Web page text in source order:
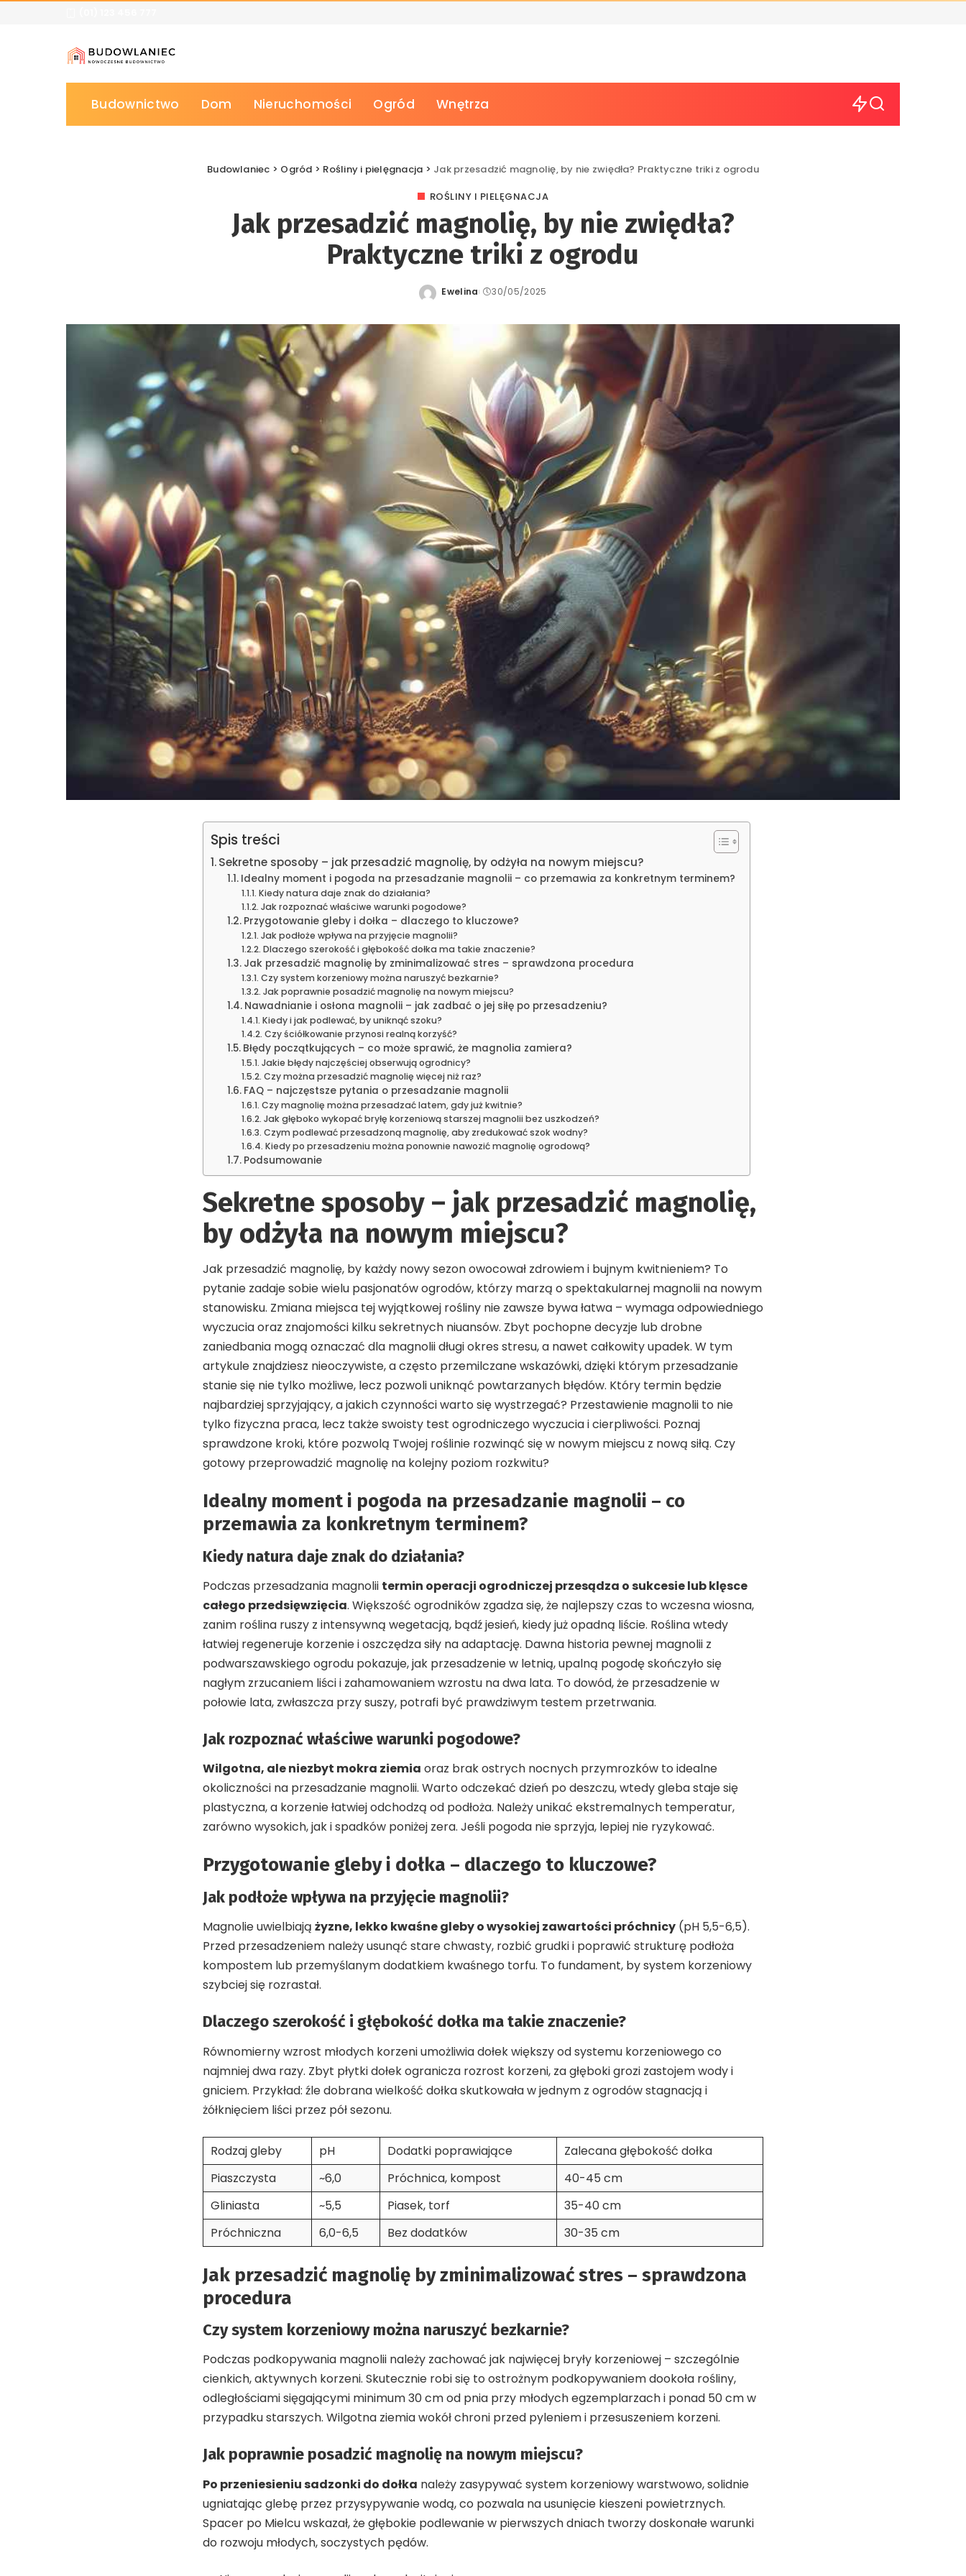
Budownictwo Dom Nieruchomości Ogród Wnętrza
Budowlaniec > Ogród > Rośliny i pielęgnacja > Jak przesadzić magnolię, by nie zwiędła? Praktyczne triki z ogrodu
ROŚLINY I PIELĘGNACJA
Jak przesadzić magnolię, by nie zwiędła?
Praktyczne triki z ogrodu
Posted
Ewelina 30/05/2025
Spis treści
Sekretne sposoby – jak przesadzić magnolię, by odżyła na nowym miejscu?
Idealny moment i pogoda na przesadzanie magnolii – co przemawia za konkretnym terminem?
Kiedy natura daje znak do działania?
Jak rozpoznać właściwe warunki pogodowe?
Przygotowanie gleby i dołka – dlaczego to kluczowe?
Jak podłoże wpływa na przyjęcie magnolii?
Dlaczego szerokość i głębokość dołka ma takie znaczenie?
Jak przesadzić magnolię by zminimalizować stres – sprawdzona procedura
Czy system korzeniowy można naruszyć bezkarnie?
Jak poprawnie posadzić magnolię na nowym miejscu?
Nawadnianie i osłona magnolii – jak zadbać o jej siłę po przesadzeniu?
Kiedy i jak podlewać, by uniknąć szoku?
Czy ściółkowanie przynosi realną korzyść?
Błędy początkujących – co może sprawić, że magnolia zamiera?
Jakie błędy najczęściej obserwują ogrodnicy?
Czy można przesadzić magnolię więcej niż raz?
FAQ – najczęstsze pytania o przesadzanie magnolii
Czy magnolię można przesadzać latem, gdy już kwitnie?
Jak głęboko wykopać bryłę korzeniową starszej magnolii bez uszkodzeń?
Czym podlewać przesadzoną magnolię, aby zredukować szok wodny?
Kiedy po przesadzeniu można ponownie nawozić magnolię ogrodową?
Podsumowanie
Sekretne sposoby – jak przesadzić magnolię,
by odżyła na nowym miejscu?
Jak przesadzić magnolię, by każdy nowy sezon owocował zdrowiem i bujnym kwitnieniem? To
pytanie zadaje sobie wielu pasjonatów ogrodów, którzy marzą o spektakularnej magnolii na nowym
stanowisku. Zmiana miejsca tej wyjątkowej rośliny nie zawsze bywa łatwa – wymaga odpowiedniego
wyczucia oraz znajomości kilku sekretnych niuansów. Zbyt pochopne decyzje lub drobne
zaniedbania mogą oznaczać dla magnolii długi okres stresu, a nawet całkowity upadek. W tym
artykule znajdziesz nieoczywiste, a często przemilczane wskazówki, dzięki którym przesadzanie
stanie się nie tylko możliwe, lecz pozwoli uniknąć powtarzanych błędów. Który termin będzie
najbardziej sprzyjający, a jakich czynności warto się wystrzegać? Przestawienie magnolii to nie
tylko fizyczna praca, lecz także swoisty test ogrodniczego wyczucia i cierpliwości. Poznaj
sprawdzone kroki, które pozwolą Twojej roślinie rozwinąć się w nowym miejscu z nową siłą. Czy
gotowy przeprowadzić magnolię na kolejny poziom rozkwitu?
Idealny moment i pogoda na przesadzanie magnolii – co
przemawia za konkretnym terminem?
Kiedy natura daje znak do działania?
Podczas przesadzania magnolii termin operacji ogrodniczej przesądza o sukcesie lub klęsce
całego przedsięwzięcia. Większość ogrodników zgadza się, że najlepszy czas to wczesna wiosna,
zanim roślina ruszy z intensywną wegetacją, bądź jesień, kiedy już opadną liście. Roślina wtedy
łatwiej regeneruje korzenie i oszczędza siły na adaptację. Dawna historia pewnej magnolii z
podwarszawskiego ogrodu pokazuje, jak przesadzenie w letnią, upalną pogodę skończyło się
nagłym zrzucaniem liści i zahamowaniem wzrostu na dwa lata. To dowód, że przesadzenie w
połowie lata, zwłaszcza przy suszy, potrafi być prawdziwym testem przetrwania.
Jak rozpoznać właściwe warunki pogodowe?
Wilgotna, ale niezbyt mokra ziemia oraz brak ostrych nocnych przymrozków to idealne
okoliczności na przesadzanie magnolii. Warto odczekać dzień po deszczu, wtedy gleba staje się
plastyczna, a korzenie łatwiej odchodzą od podłoża. Należy unikać ekstremalnych temperatur,
zarówno wysokich, jak i spadków poniżej zera. Jeśli pogoda nie sprzyja, lepiej nie ryzykować.
Przygotowanie gleby i dołka – dlaczego to kluczowe?
Jak podłoże wpływa na przyjęcie magnolii?
Magnolie uwielbiają żyzne, lekko kwaśne gleby o wysokiej zawartości próchnicy (pH 5,5-6,5).
Przed przesadzeniem należy usunąć stare chwasty, rozbić grudki i poprawić strukturę podłoża
kompostem lub przemyślanym dodatkiem kwaśnego torfu. To fundament, by system korzeniowy
szybciej się rozrastał.
Dlaczego szerokość i głębokość dołka ma takie znaczenie?
Równomierny wzrost młodych korzeni umożliwia dołek większy od systemu korzeniowego co
najmniej dwa razy. Zbyt płytki dołek ogranicza rozrost korzeni, za głęboki grozi zastojem wody i
gniciem. Przykład: źle dobrana wielkość dołka skutkowała w jednym z ogrodów stagnacją i
żółknięciem liści przez pół sezonu.
Rodzaj gleby pH Dodatki poprawiające
Zalecana głębokość dołka
Piaszczysta
~6,0 Próchnica, kompost
40-45 cm
Gliniasta
~5,5 Piasek, torf
35-40 cm
Próchniczna
6,0-6,5 Bez dodatków 30-35 cm
Jak przesadzić magnolię by zminimalizować stres – sprawdzona
procedura
Czy system korzeniowy można naruszyć bezkarnie?
Podczas podkopywania magnolii należy zachować jak najwięcej bryły korzeniowej – szczególnie
cienkich, aktywnych korzeni. Skutecznie robi się to ostrożnym podkopywaniem dookoła rośliny,
odległościami sięgającymi minimum 30 cm od pnia przy młodych egzemplarzach i ponad 50 cm w
przypadku starszych. Wilgotna ziemia wokół chroni przed pyleniem i przesuszeniem korzeni.
Jak poprawnie posadzić magnolię na nowym miejscu?
Po przeniesieniu sadzonki do dołka należy zasypywać system korzeniowy warstwowo, solidnie
ugniatając glebę przez przysypywanie wodą, co pozwala na usunięcie kieszeni powietrznych.
Spacer po Mielcuwskazał, że głębokie podlewanie w pierwszych dniach tworzy doskonałe warunki
do rozwoju młodych, soczystych pędów.